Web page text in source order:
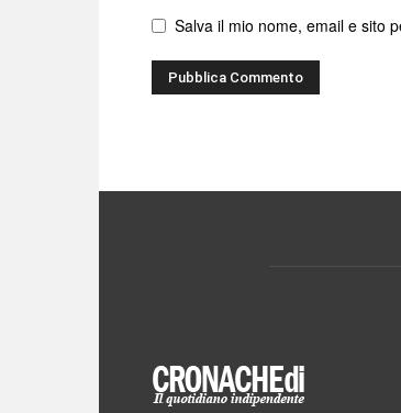
Salva il mio nome, email e sito